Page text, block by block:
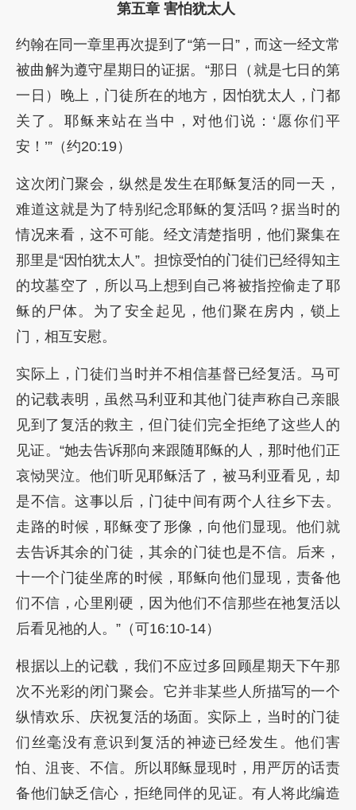
第五章 害怕犹太人
约翰在同一章里再次提到了“第一日”，而这一经文常
被曲解为遵守星期日的证据。“那日（就是七日的第
一日）晚上，门徒所在的地方，因怕犹太人，门都
关了。耶稣来站在当中，对他们说：‘愿你们平
安！’”（约20:19）
这次闭门聚会，纵然是发生在耶稣复活的同一天，
难道这就是为了特别纪念耶稣的复活吗？据当时的
情况来看，这不可能。经文清楚指明，他们聚集在
那里是“因怕犹太人”。担惊受怕的门徒们已经得知主
的坟墓空了，所以马上想到自己将被指控偷走了耶
稣的尸体。为了安全起见，他们聚在房内，锁上
门，相互安慰。
实际上，门徒们当时并不相信基督已经复活。马可
的记载表明，虽然马利亚和其他门徒声称自己亲眼
见到了复活的救主，但门徒们完全拒绝了这些人的
见证。“她去告诉那向来跟随耶稣的人，那时他们正
哀恸哭泣。他们听见耶稣活了，被马利亚看见，却
是不信。这事以后，门徒中间有两个人往乡下去。
走路的时候，耶稣变了形像，向他们显现。他们就
去告诉其余的门徒，其余的门徒也是不信。后来，
十一个门徒坐席的时候，耶稣向他们显现，责备他
们不信，心里刚硬，因为他们不信那些在祂复活以
后看见祂的人。”（可16:10-14）
根据以上的记载，我们不应过多回顾星期天下午那
次不光彩的闭门聚会。它并非某些人所描写的一个
纵情欢乐、庆祝复活的场面。实际上，当时的门徒
们丝毫没有意识到复活的神迹已经发生。他们害
怕、沮丧、不信。所以耶稣显现时，用严厉的话责
备他们缺乏信心，拒绝同伴的见证。有人将此编造